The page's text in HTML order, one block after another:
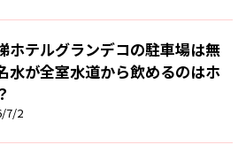
ホテルグランデコの駐車場は無
水が全室水道から飲めるのはホ
7/2